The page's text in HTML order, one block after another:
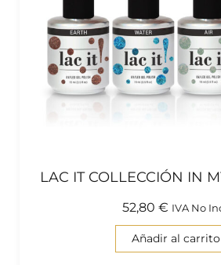
LAC IT COLLECCIÓN IN
52,80 € IVA No
Añadir al carrito